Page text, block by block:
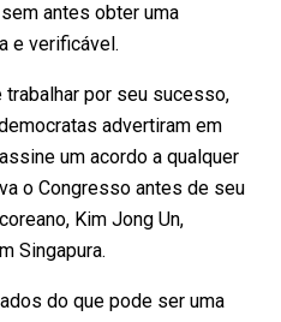
antes obter uma
e verificável.
trabalhar por seu sucesso,
advertiram em
um acordo a qualquer
o Congresso antes de seu
Kim Jong Un,
Singapura.
do que pode ser uma